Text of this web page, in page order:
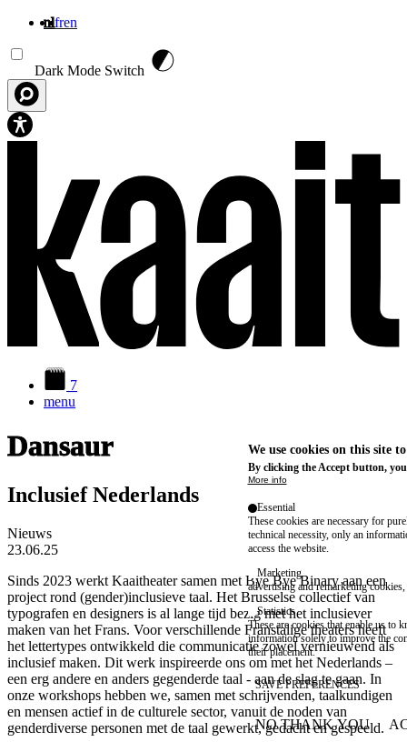
nlfren
Dark Mode Switch
7
menu
Dansaur
Inclusief Nederlands
Nieuws
23.06.25
Sinds 2023 werkt Kaaitheater samen met Bye Bye Binary aan een
project rond (gender)inclusieve taal. Het Brusselse collectief van
typografen en designers is al lange tijd bezig met het inclusiever
maken van het Frans. Voor verschillende Franstalige theaters heeft
het lettertypes ontwikkeld die communicatie zowel vernieuwend als
inclusief maken. Dit werk inspireerde ons om met het Nederlands –
een erg andere en anders gegenderde taal - aan de slag te gaan. In
onze workshops hebben we, samen met schrijvenden, taalkundigen
en mensen actief in de culturele sector, vanuit de noden van
genderdiverse personen met de taal gewerkt, gedacht en gespeeld.
We use cookies on this site
By clicking the Accept button,
More info
Essential
These cookies are necessary for
technical necessity, only an
access the website.
Marketing
advertising and remarketing cookies,
Statistics
These are cookies that enable us to
information solely to improve the
their placement.
SAVE PREFERENCES
NO THANK YOU
WITHDRAW